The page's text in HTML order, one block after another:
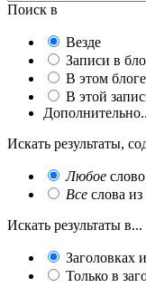
Поиск в
Везде
Записи в
В этом блоге
В этой
Искать результаты,
Любое
Все слова из
Искать результаты в...
Заголовках
Только в